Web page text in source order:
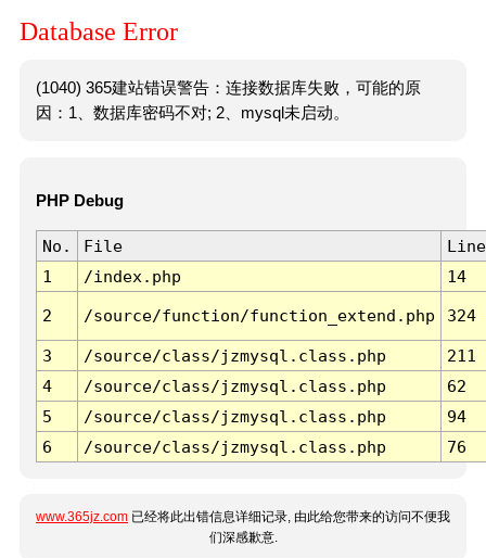
Database Error
(1040) 365建站错误警告：连接数据库失败，可能的原
因：1、数据库密码不对; 2、mysql未启动。
PHP Debug
No. File
Line
1
/index.php 14
2 /source/function/function_extend.php 324
3 /source/class/jzmysql.class.php
211
4
/source/class/jzmysql.class.php
62
5
/source/class/jzmysql.class.php
94
6
/source/class/jzmysql.class.php 76
www.365jz.com 已经将此出错信息详细记录, 由此给您带来的访问不便我
们深感歉意.